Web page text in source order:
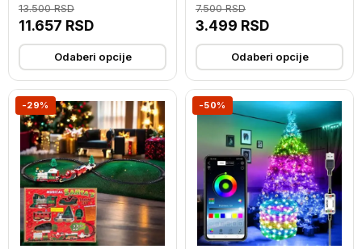
11.657 RSD
13.500RSD
Odaberi opcije
3.499 RSD
7.500RSD
Odaberi opcije
-29% -50%